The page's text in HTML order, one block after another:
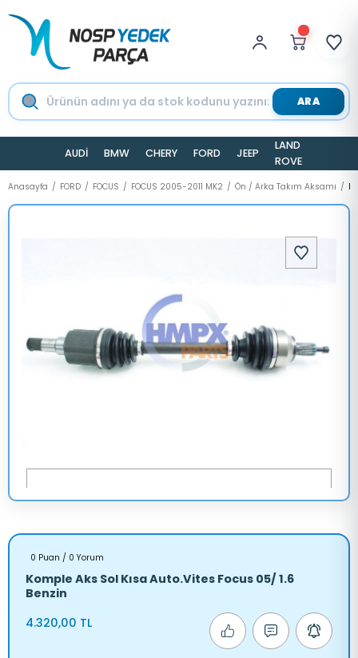
ARA
AUDİ BMW CHERY FORD JEEP
LAND
ROVER
Anasayfa FORD FOCUS FOCUS 2005-2011 MK2 Ön / Arka Takım Aksamı
0 Puan / 0 Yorum
Komple Aks Sol Kısa Auto.Vites Focus 05/ 1.6
Benzin
4.320,00 TL